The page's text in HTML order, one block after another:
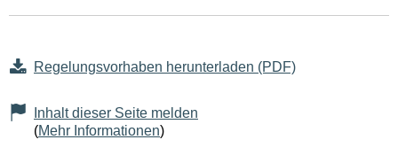
Regelungsvorhaben herunterladen (PDF)
Inhalt dieser Seite melden
(Mehr Informationen)